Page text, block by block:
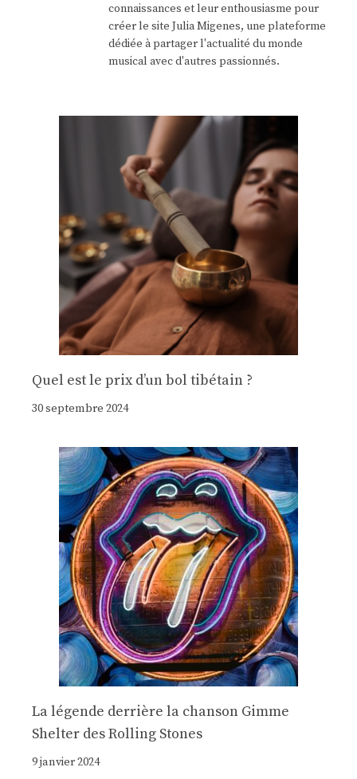
connaissances et leur enthousiasme pour
créer le site Julia Migenes, une plateforme
dédiée à partager l'actualité du monde
musical avec d'autres passionnés.
Quel est le prix d’un bol tibétain ?
30 septembre 2024
La légende derrière la chanson Gimme
Shelter des Rolling Stones
9 janvier 2024